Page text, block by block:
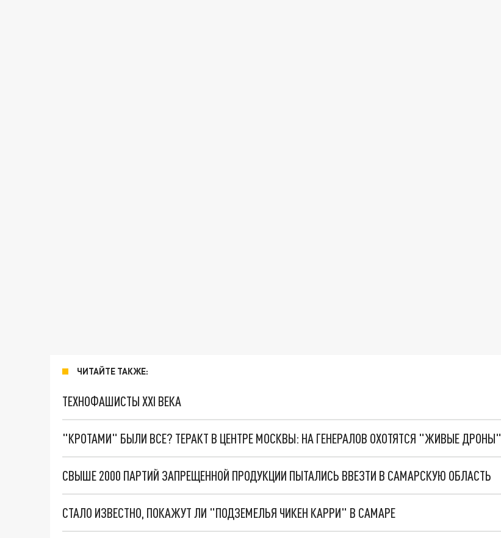
ЧИТАЙТЕ ТАКЖЕ:
ТЕХНОФАШИСТЫ XXI ВЕКА
"КРОТАМИ" БЫЛИ ВСЕ? ТЕРАКТ В ЦЕНТРЕ МОСКВЫ: НА ГЕНЕРАЛОВ ОХОТЯТСЯ "ЖИВЫЕ ДРОНЫ"
СВЫШЕ 2000 ПАРТИЙ ЗАПРЕЩЕННОЙ ПРОДУКЦИИ ПЫТАЛИСЬ ВВЕЗТИ В САМАРСКУЮ ОБЛАСТЬ
СТАЛО ИЗВЕСТНО, ПОКАЖУТ ЛИ "ПОДЗЕМЕЛЬЯ ЧИКЕН КАРРИ" В САМАРЕ